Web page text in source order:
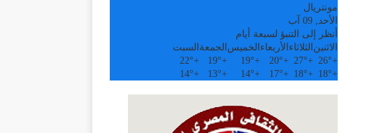
مونتريال
الأحد, 09 آب
أنظر إلى التنبؤ لسبعة أيام
الاثنين الثلاثاء الأربعاء الخميس الجمعة السبت
+
26°
+
27°
+
20°
+
19°
+
19°
+
22°
+
18°
+
18°
+
17°
+
14°
+
13°
+
14°